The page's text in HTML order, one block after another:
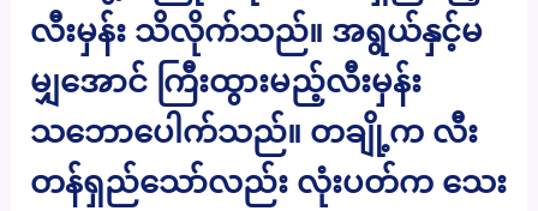
လီးမှန်း သိလိုက်သည်။ အရွယ်နှင့်မ
မျှအောင် ကြီးထွားမည့်လီးမှန်း
သဘောပေါက်သည်။ တချို့က လီး
တန်ရှည်သော်လည်း လုံးပတ်က သေး